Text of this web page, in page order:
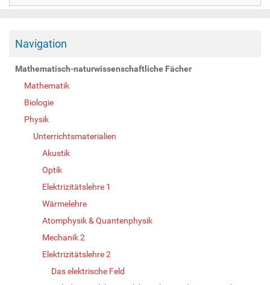
Navigation
Mathematisch-naturwissenschaftliche Fächer
Mathematik
Biologie
Physik
Unterrichtsmaterialien
Akustik
Optik
Elektrizitätslehre 1
Wärmelehre
Atomphysik & Quantenphysik
Mechanik 2
Elektrizitätslehre 2
Das elektrische Feld